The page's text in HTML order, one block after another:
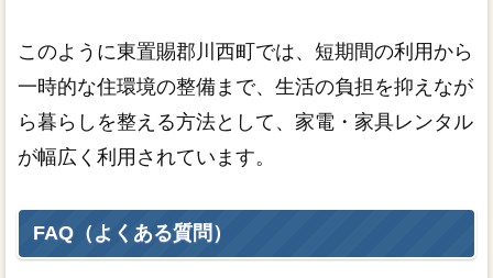
このように東置賜郡川西町では、短期間の利用から
一時的な住環境の整備まで、生活の負担を抑えなが
ら暮らしを整える方法として、家電・家具レンタル
が幅広く利用されています。
FAQ（よくある質問）